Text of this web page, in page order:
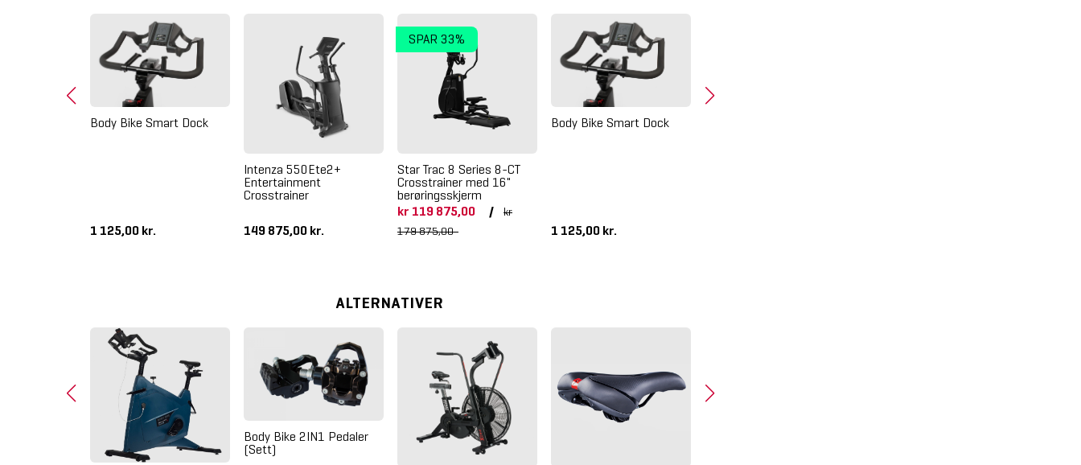
Body Bike Smart Dock
1 125,00 kr.
Intenza 550Ete2+
Entertainment
Crosstrainer
149 875,00 kr.
SPAR 33%
Star Trac 8 Series 8-CT
Crosstrainer med 16"
berøringsskjerm
kr 119 875,00
/
kr
179 875,00
Body Bike Smart Dock
1 125,00 kr.
ALTERNATIVER
Body Bike 2IN1 Pedaler
(Sett)